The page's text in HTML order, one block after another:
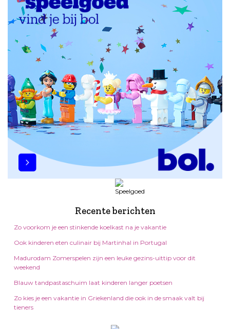
Recente berichten
Zo voorkom je een stinkende koelkast na je vakantie
Ook kinderen eten culinair bij Martinhal in Portugal
Madurodam Zomerspelen zijn een leuke gezins-uittip voor dit
weekend
Blauw tandpastaschuim laat kinderen langer poetsen
Zo kies je een vakantie in Griekenland die ook in de smaak valt bij
tieners